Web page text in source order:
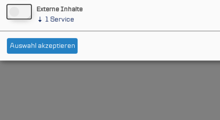
Externe Inhalte
↓ 1 Service
Auswahl akzeptieren